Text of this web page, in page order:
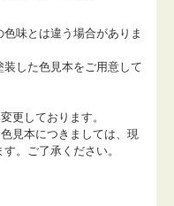
味とは違う場合がありま
した色見本をご用意して
更しております。
見本につきましては、現
。ご了承ください。